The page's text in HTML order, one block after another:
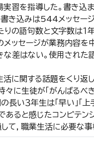
習を指導した。書き込
みは544メッセージ
の語句数と文字数は１年
ッセージが業務内容を
差はない。使用された
関する話題をくり返し
に生徒が「がんばるべ
い３年生は「早い」「上
と感じたコンピテンシ
て，職業生活に必要な